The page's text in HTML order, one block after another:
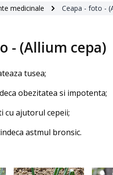
medicinale Ceapa - foto -
- (Allium cepa)
tusea;
obezitatea si impotenta;
cu ajutorul cepeii;
astmul bronsic.